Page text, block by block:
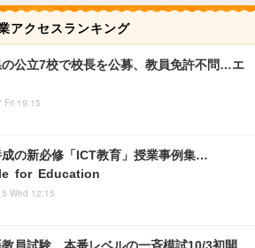
アクセスランキング
公立7校で校長を公募、教員免許不問…エ
Fri 19:15
の新必修「ICT教育」授業事例集…
for Education
Wed 12:15
教員試験、本番レベルの一斉模試10/3初開